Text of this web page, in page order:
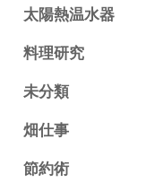
太陽熱温水器
料理研究
未分類
畑仕事
節約術